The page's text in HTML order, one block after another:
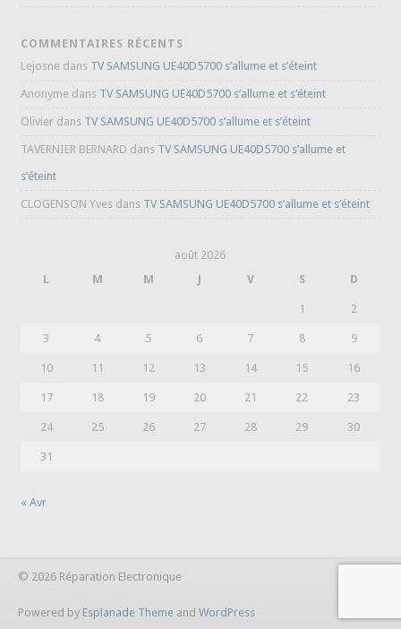
COMMENTAIRES RÉCENTS
Lejosne dans TV SAMSUNG UE40D5700 s’allume et s’éteint
Anonyme dans TV SAMSUNG UE40D5700 s’allume et s’éteint
Olivier dans TV SAMSUNG UE40D5700 s’allume et s’éteint
TAVERNIER BERNARD dans TV SAMSUNG UE40D5700 s’allume et
s’éteint
CLOGENSON Yves dans TV SAMSUNG UE40D5700 s’allume et s’éteint
août 2026
L
M M J V S D
1 2
3 4 5 6 7 8 9
10 11 12 13 14 15 16
17 18 19 20 21 22 23
24 25 26 27 28 29 30
31
« Avr
© 2026 Réparation Electronique
Powered by Esplanade Theme and WordPress